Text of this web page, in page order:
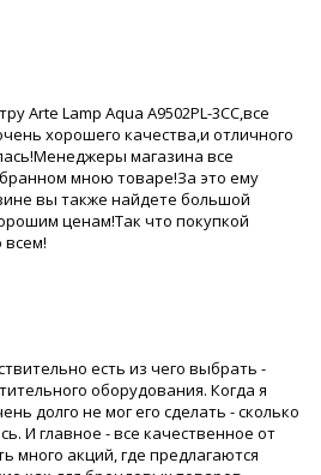
Arte Lamp Aqua A9502PL-3CC,все
хорошего качества,и отличного
магазина все
мною товаре!За это ему
вы также найдете большой
ценам!Так что покупкой
всем!
есть из чего выбрать -
оборудования. Когда я
долго не мог его сделать - сколько
И главное - все качественное от
много акций, где предлагаются